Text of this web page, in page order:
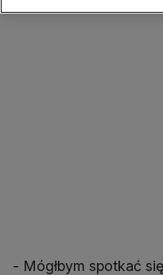
- Mógłbym spotkać